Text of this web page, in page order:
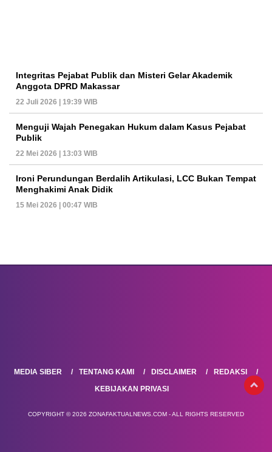
Integritas Pejabat Publik dan Misteri Gelar Akademik
Anggota DPRD Makassar
22 Juli 2026 | 19:39 WIB
Menguji Wajah Penegakan Hukum dalam Kasus Pejabat
Publik
22 Mei 2026 | 13:03 WIB
Ironi Perundungan Berdalih Artikulasi, LCC Bukan Tempat
Menghakimi Anak Didik
15 Mei 2026 | 00:47 WIB
MEDIA SIBER TENTANG KAMI DISCLAIMER
REDAKSI
KEBIJAKAN PRIVASI
COPYRIGHT © 2026 ZONAFAKTUALNEWS.COM - ALL RIGHTS RESERVED